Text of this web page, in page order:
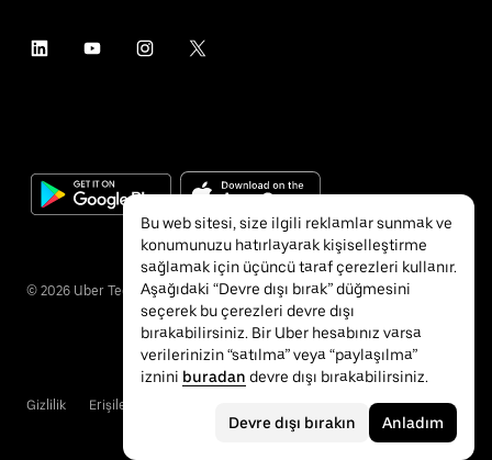
© 2026 Uber Technologies Inc.
Gizlilik Erişilebilirlik
Bu web sitesi, size ilgili reklamlar sunmak ve
konumunuzu hatırlayarak kişiselleştirme
sağlamak için üçüncü taraf çerezleri kullanır.
Aşağıdaki “Devre dışı bırak” düğmesini
seçerek bu çerezleri devre dışı
bırakabilirsiniz. Bir Uber hesabınız varsa
verilerinizin “satılma” veya “paylaşılma”
iznini buradan devre dışı bırakabilirsiniz.
Devre dışı bırakın Anladım